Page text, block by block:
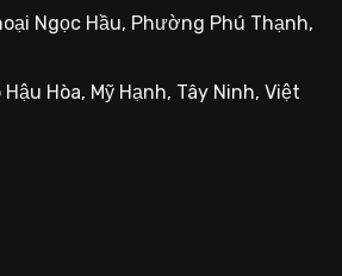
Ngọc Hầu, Phường Phú Thạnh,
Hòa, Mỹ Hạnh, Tây Ninh, Việt